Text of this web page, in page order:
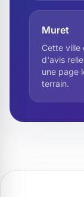
Muret
Cette ville
d'avis
une page
terrain.